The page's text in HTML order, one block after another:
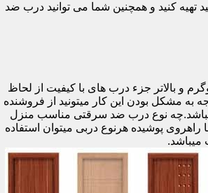
کنید و همچنین شما می توانید درب ضد
هست که به صورت کلی درب های کمتر از 60 کیلوگرم جزء درب های بی کیفیت محسوب میشود،70 تا 90 درب های متوسط و درب های 90 کیلوگرم و بالاتر جزء درب های با کیفیت از لحاظ
به مشکل بودن این کار میتونید از فروشنده
نوع درب ضد سرقتی مناسب منزل
آپارتمان با راهروی پوشیده هرنوع دربی میتوان استفاده